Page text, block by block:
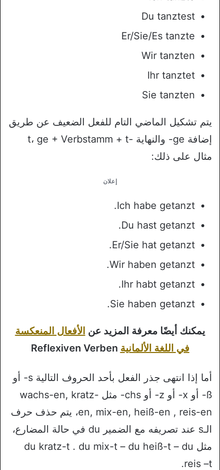
Du tanztest
Er/Sie/Es tanzte
Wir tanzten
Ihr tanztet
Sie tanzten
يتم تشكيل الماضي التام للفعل الضعيف عن طريق
إضافة ge- والنهاية -t، ge + Verbstamm + t
مثال على ذلك:
إعلان
Ich habe getanzt.
Du hast getanzt.
Er/Sie hat getanzt.
Wir haben getanzt.
Ihr habt getanzt.
Sie haben getanzt.
يمكنك أيضًا معرفة المزيد عن الأفعال المنعكسة
في اللغة الألمانية
أما إذا انتهى جذر الفعل بأحد الحروف التالية s- أو
ß- أو x- أو z- أو chs- مثل wachs-en, kratz-
en, mix-en, heiß-en , reis-en، يتم حذف حرف
الـs عند تصريفه مع الضمير du في حالة المضارع،
مثل du kratz-t . du mix-t – du heiß-t – du
reis –t.